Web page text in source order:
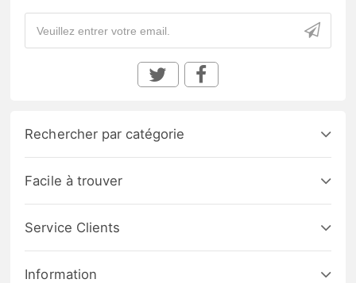
Rechercher par catégorie
Facile à trouver
Service Clients
Information